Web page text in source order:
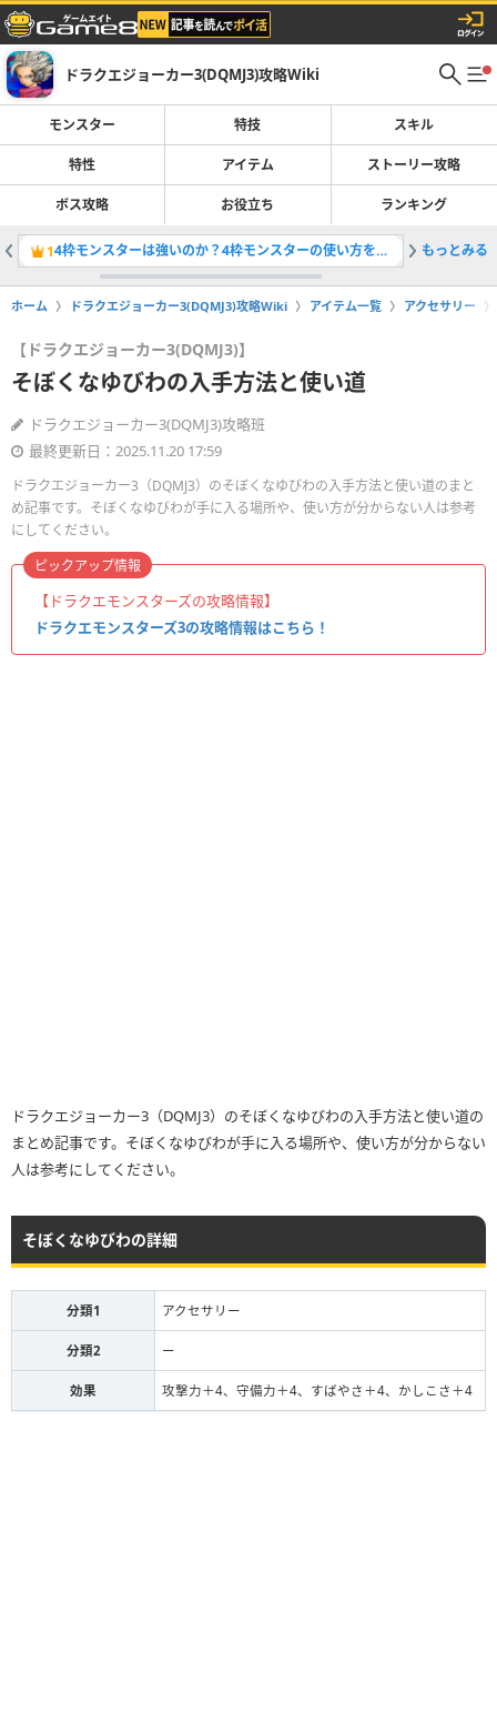
ドラクエジョーカー3(DQMJ3)攻略Wiki
モンスター 特技 スキル
特性 アイテム ストーリー攻略
ボス攻略 お役立ち ランキング
1 4枠モンスターは強いのか？4枠モンスターの使い方を紹介！ 2キング
もっとみる
ホーム ドラクエジョーカー3(DQMJ3)攻略Wiki アイテム一覧 アクセサリー
【ドラクエジョーカー3(DQMJ3)】
そぼくなゆびわの入手方法と使い道
ドラクエジョーカー3(DQMJ3)攻略班
最終更新日：2025.11.20 17:59
ドラクエジョーカー3（DQMJ3）のそぼくなゆびわの入手方法と使い道のまと
め記事です。そぼくなゆびわが手に入る場所や、使い方が分からない人は参考
にしてください。
【ドラクエモンスターズの攻略情報】
ドラクエモンスターズ3の攻略情報はこちら！
ピックアップ情報
ドラクエジョーカー3（DQMJ3）のそぼくなゆびわの入手方法と使い道の
まとめ記事です。そぼくなゆびわが手に入る場所や、使い方が分からない
人は参考にしてください。
そぼくなゆびわの詳細
分類1 アクセサリー
分類2 ー
効果 攻撃力＋4、守備力＋4、すばやさ＋4、かしこさ＋4